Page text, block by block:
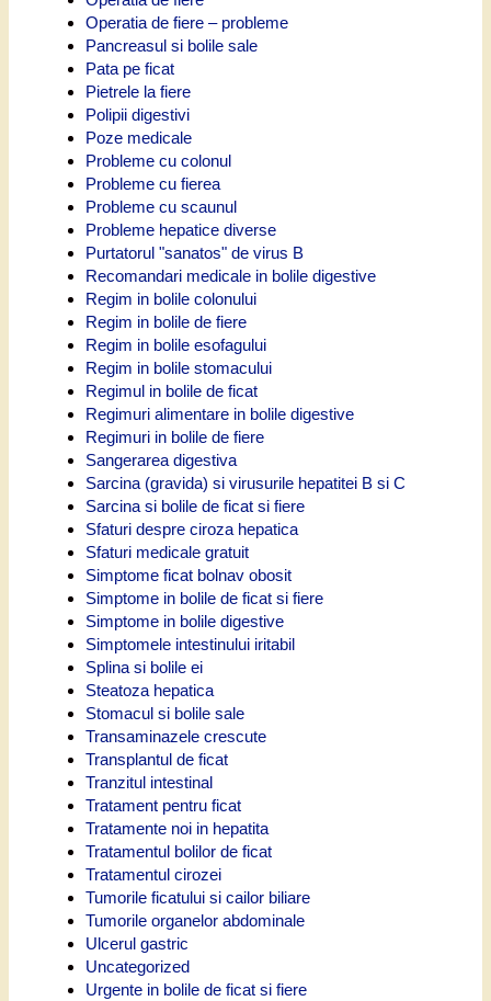
Operatia de fiere – probleme
Pancreasul si bolile sale
Pata pe ficat
Pietrele la fiere
Polipii digestivi
Poze medicale
Probleme cu colonul
Probleme cu fierea
Probleme cu scaunul
Probleme hepatice diverse
Purtatorul "sanatos" de virus B
Recomandari medicale in bolile digestive
Regim in bolile colonului
Regim in bolile de fiere
Regim in bolile esofagului
Regim in bolile stomacului
Regimul in bolile de ficat
Regimuri alimentare in bolile digestive
Regimuri in bolile de fiere
Sangerarea digestiva
Sarcina (gravida) si virusurile hepatitei B si C
Sarcina si bolile de ficat si fiere
Sfaturi despre ciroza hepatica
Sfaturi medicale gratuit
Simptome ficat bolnav obosit
Simptome in bolile de ficat si fiere
Simptome in bolile digestive
Simptomele intestinului iritabil
Splina si bolile ei
Steatoza hepatica
Stomacul si bolile sale
Transaminazele crescute
Transplantul de ficat
Tranzitul intestinal
Tratament pentru ficat
Tratamente noi in hepatita
Tratamentul bolilor de ficat
Tratamentul cirozei
Tumorile ficatului si cailor biliare
Tumorile organelor abdominale
Ulcerul gastric
Uncategorized
Urgente in bolile de ficat si fiere